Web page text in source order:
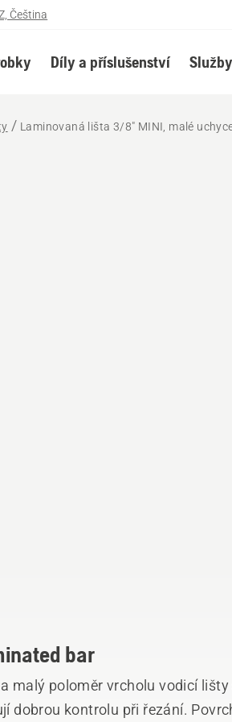
Čeština
Díly a příslušenství Služby
Laminovaná lišta 3/8" MINI, malé
bar
malý poloměr vrcholu vodicí
dobrou kontrolu při řezání.